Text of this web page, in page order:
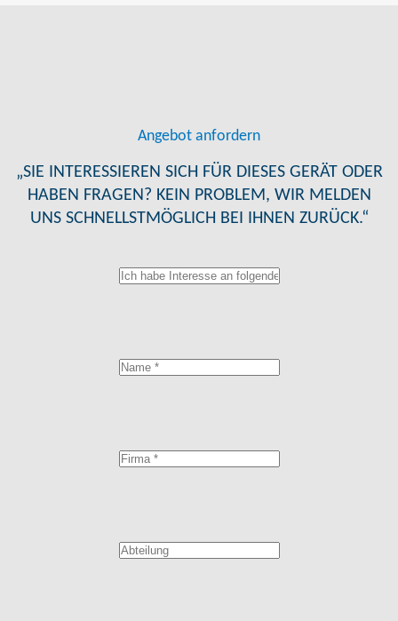
Angebot anfordern
„SIE INTERESSIEREN SICH FÜR DIESES GERÄT ODER
HABEN FRAGEN? KEIN PROBLEM, WIR MELDEN
UNS SCHNELLSTMÖGLICH BEI IHNEN ZURÜCK.“